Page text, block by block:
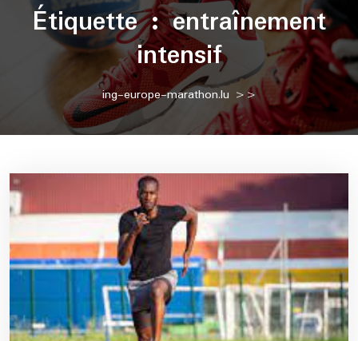
Étiquette :entraînement
intensif
ing-europe-marathon.lu >>